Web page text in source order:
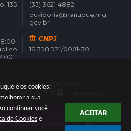
e os cookies:
a sua
continuar você
de Cookies e
ACEITAR
135 –
(33) 3621-4882
ouvidoria@nanuque.mg.
gov.br
CNPJ
18.398.974/0001-30
Sistema: 3.5.3 - 19/06/2026
2026. Todos os direitos